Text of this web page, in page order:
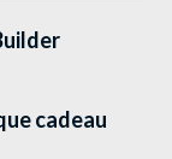
cadeau